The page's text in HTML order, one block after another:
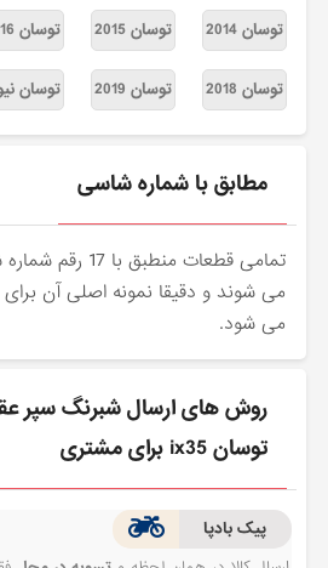
توسان 2014 توسان 2015 توسان 2016
توسان 2018 توسان 2019 توسان
مطابق با شماره شاسی
تمامی قطعات
می شوند و دقیقا نمونه اصلی آن برای
می شود.
روش های ارسال شبرنگ سپر
توسان ix35 برای مشتری
پیک بادپا